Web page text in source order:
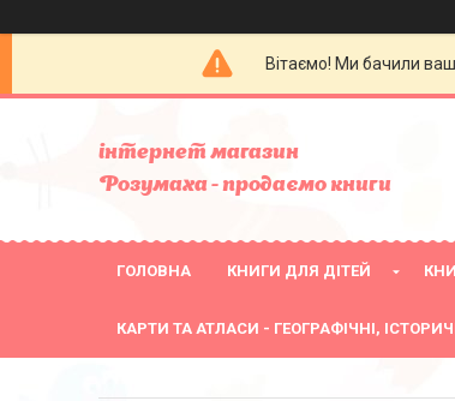
Вітаємо! Ми бачили
інтернет магазин
Розумаха - продаємо книги
ГОЛОВНА КНИГИ ДЛЯ ДІТЕЙ
КАРТИ ТА АТЛАСИ - ГЕОГРАФІЧНІ,